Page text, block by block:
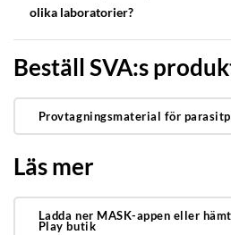
olika laboratorier?
Beställ SVA:s
Provtagningsmaterial för
Läs mer
Ladda ner MASK-appen eller
Play butik